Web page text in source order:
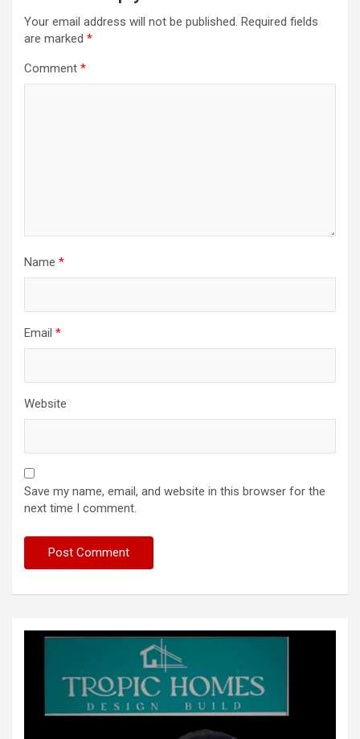
Your email address will not be published. Required fields
are marked *
Comment *
Name *
Email *
Website
Save my name, email, and website in this browser for the
next time I comment.